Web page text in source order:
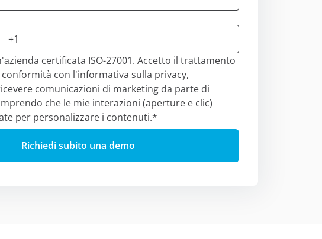
certificata ISO-27001. Accetto il trattamento
con l'informativa sulla privacy,
comunicazioni di marketing da parte di
che le mie interazioni (aperture e clic)
per personalizzare i contenuti.*